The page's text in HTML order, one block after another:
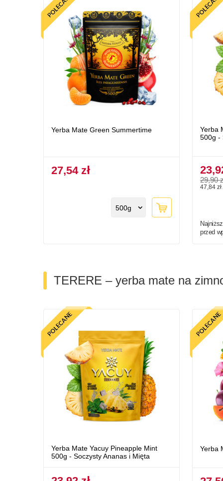
Yerba Mate Green Summertime
27,54 zł
500g
Yerba
500g -
29,90
47,84 zł
przed
TERERE – yerba mate na
Yerba Mate Yacuy Pineapple Mint
500g - Soczysty Ananas i Mięta
Yerba